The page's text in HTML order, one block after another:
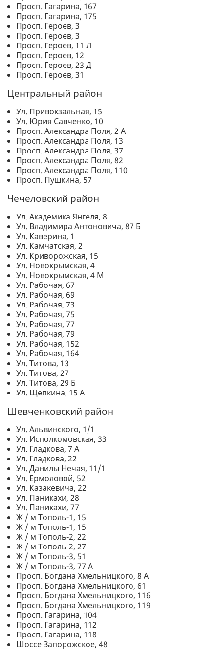
Просп. Гагарина, 167
Просп. Гагарина, 175
Просп. Героев, 3
Просп. Героев, 3
Просп. Героев, 11 Л
Просп. Героев, 12
Просп. Героев, 23 Д
Просп. Героев, 31
Центральный район
Ул. Привокзальная, 15
Ул. Юрия Савченко, 10
Просп. Александра Поля, 2 А
Просп. Александра Поля, 13
Просп. Александра Поля, 37
Просп. Александра Поля, 82
Просп. Александра Поля, 110
Просп. Пушкина, 57
Чечеловский район
Ул. Академика Янгеля, 8
Ул. Владимира Антоновича, 87 Б
Ул. Каверина, 1
Ул. Камчатская, 2
Ул. Криворожская, 15
Ул. Новокрымская, 4
Ул. Новокрымская, 4 М
Ул. Рабочая, 67
Ул. Рабочая, 69
Ул. Рабочая, 73
Ул. Рабочая, 75
Ул. Рабочая, 77
Ул. Рабочая, 79
Ул. Рабочая, 152
Ул. Рабочая, 164
Ул. Титова, 13
Ул. Титова, 27
Ул. Титова, 29 Б
Ул. Щепкина, 15 А
Шевченковский район
Ул. Альвинского, 1/1
Ул. Исполкомовская, 33
Ул. Гладкова, 7 А
Ул. Гладкова, 22
Ул. Данилы Нечая, 11/1
Ул. Ермоловой, 52
Ул. Казакевича, 22
Ул. Паникахи, 28
Ул. Паникахи, 77
Ж / м Тополь-1, 15
Ж / м Тополь-1, 15
Ж / м Тополь-2, 22
Ж / м Тополь-2, 27
Ж / м Тополь-3, 51
Ж / м Тополь-3, 77 А
Просп. Богдана Хмельницкого, 8 А
Просп. Богдана Хмельницкого, 61
Просп. Богдана Хмельницкого, 116
Просп. Богдана Хмельницкого, 119
Просп. Гагарина, 104
Просп. Гагарина, 112
Просп. Гагарина, 118
Шоссе Запорожское, 48